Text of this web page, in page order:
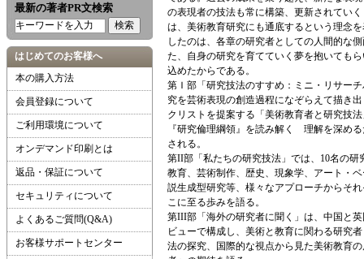
最新の著者PR文検索
はじめてのお客様へ
本の購入方法
会員登録について
ご利用環境について
オンデマンド印刷とは
返品・保証について
セキュリティについて
よくあるご質問(Q&A)
お客様サポートセンター
の表現者の技法も常に構築、更新されてい
は、美術教育研究にも通底するという理念
したのは、各章の研究者としての人間的な
た、自身の研究を育てていく夢を抱いても
込めたからである。
第Ｉ部「研究技法のすすめ：ミニ・リサー
究を芸術表現の創造過程になぞらえて描き
クリストを提案する「美術教育者と研究技
『研究倫理綱領』を読み解く 理解を深め
される。
第II部「私たちの研究技法」では、10名の研
教育、芸術制作、歴史、現象学、アート・
説生成型研究等、様々なアプローチからそ
こに至る歩みを語る。
第III部「海外の研究者に聞く」は、中国と
ビューで構成し、美術と教育に関わる研究
法の探究、国際的な視点から見た美術教育